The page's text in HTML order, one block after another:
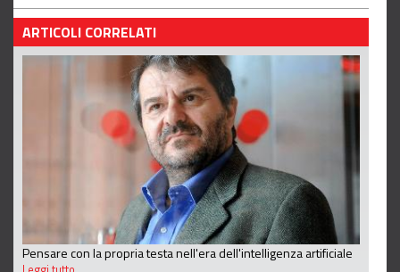
ARTICOLI CORRELATI
Pensare con la propria testa nell'era dell'intelligenza artificiale